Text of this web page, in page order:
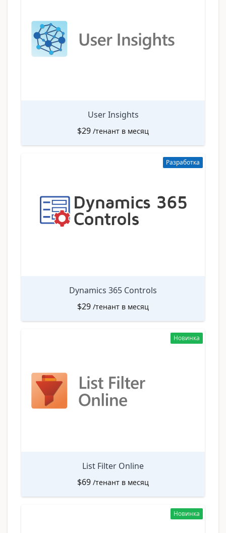
User Insights
$29 /тенант в месяц
Разработка
Dynamics 365 Controls
$29 /тенант в месяц
Новинка
List Filter Online
$69 /тенант в месяц
Новинка